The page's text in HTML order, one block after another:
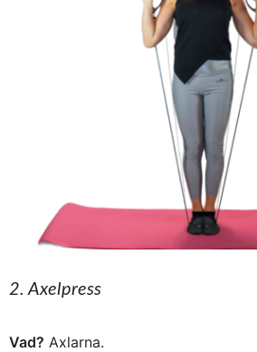
2. Axelpress
Vad? Axlarna.